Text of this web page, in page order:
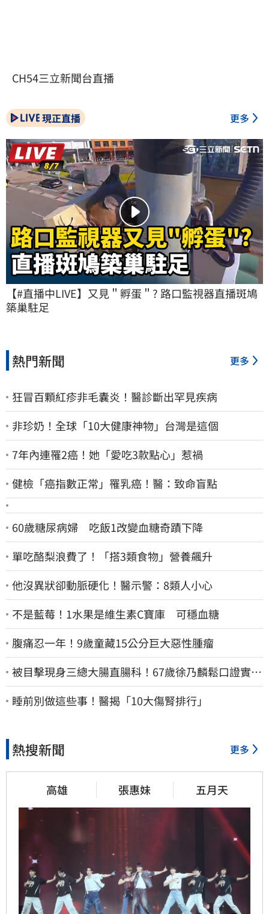
CH54三立新聞台直播
現正直播 更多
【#直播中LIVE】又見＂孵蛋＂? 路口監視器直播斑鳩
築巢駐足
熱門新聞 更多
狂冒百顆紅疹非毛囊炎！醫診斷出罕見疾病
非珍奶！全球「10大健康神物」台灣是這個
7年內連罹2癌！她「愛吃3款點心」惹禍
健檢「癌指數正常」罹乳癌！醫：致命盲點
60歲糖尿病婦 吃飯1改變血糖奇蹟下降
單吃酪梨浪費了！「搭3類食物」營養飆升
他沒異狀卻動脈硬化！醫示警：8類人小心
不是藍莓！1水果是維生素C寶庫 可穩血糖
腹痛忍一年！9歲童藏15公分巨大惡性腫瘤
被目擊現身三總大腸直腸科！67歲徐乃麟鬆口證實
了 真實體況曝光
睡前別做這些事！醫揭「10大傷腎排行」
熱搜新聞 更多
高雄 張惠妹 五月天